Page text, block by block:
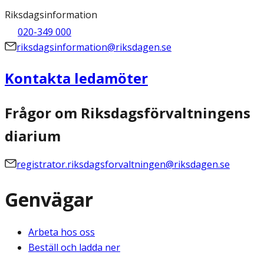
Riksdagsinformation
020-349 000
riksdagsinformation@riksdagen.se
Kontakta ledamöter
Frågor om Riksdagsförvaltningens
diarium
registrator.riksdagsforvaltningen@riksdagen.se
Genvägar
Arbeta hos oss
Beställ och ladda ner